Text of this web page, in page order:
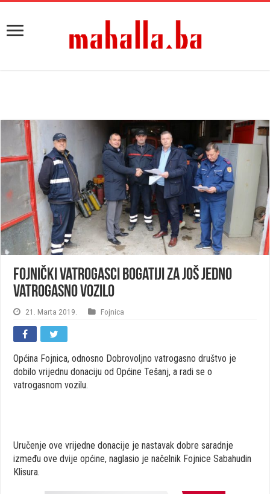
Fojnički vatrogasci bogatiji za još jedno
vatrogasno vozilo
21. Marta 2019. Fojnica
Općina Fojnica, odnosno Dobrovoljno vatrogasno društvo je
dobilo vrijednu donaciju od Općine Tešanj, a radi se o
vatrogasnom vozilu.
Uručenje ove vrijedne donacije je nastavak dobre saradnje
između ove dvije općine, naglasio je načelnik Fojnice Sabahudin
Klisura.